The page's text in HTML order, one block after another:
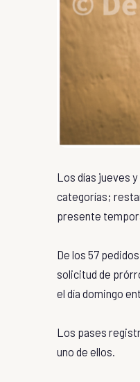
Los días jueves
categorías;
presente
De los 57
solicitud de
el día domingo
Los pases
uno de ellos.